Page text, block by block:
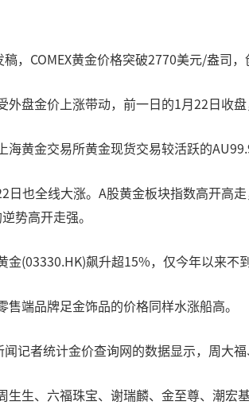
，COMEX黄金价格突破2770美元/盎司
外盘金价上涨带动，前一日的1月22日收
海黄金交易所黄金现货交易较活跃的
日也全线大涨。A股黄金板块指数高开高
势高开走强。
金(03330.HK)飙升超15%，仅今年以来不
售端品牌足金饰品的价格同样水涨船高。
记者统计金价查询网的数据显示，周大
生生、六福珠宝、谢瑞麟、金至尊、潮